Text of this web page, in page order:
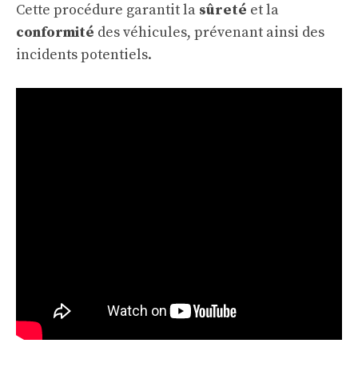
Cette procédure garantit la sûreté et la
conformité des véhicules, prévenant ainsi des
incidents potentiels.